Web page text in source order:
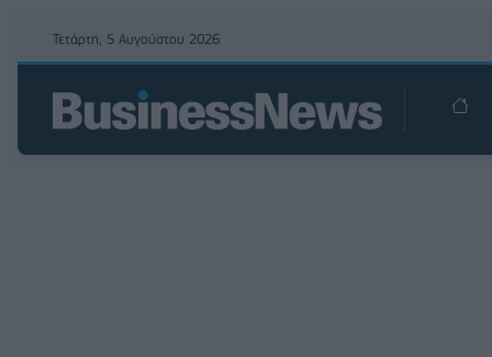
Τετάρτη, 5 Αυγούστου 2026